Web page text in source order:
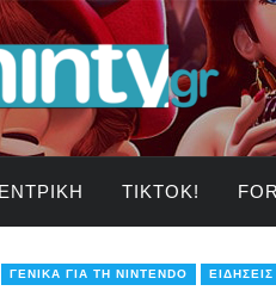
TIKTOK!
ΓΕΝΙΚΆ ΓΙΑ ΤΗ NINTENDO ΕΙΔΉΣΕΙΣ